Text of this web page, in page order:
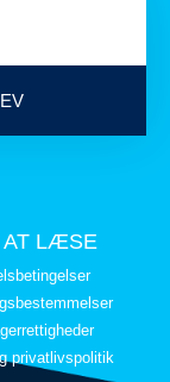
AT LÆSE
privatlivspolitik